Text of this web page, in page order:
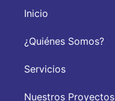
Inicio
¿Quiénes Somos?
Servicios
Nuestros Proyectos